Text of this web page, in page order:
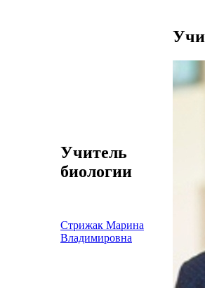
Учитель
биологии
Стрижак Марина
Владимировна